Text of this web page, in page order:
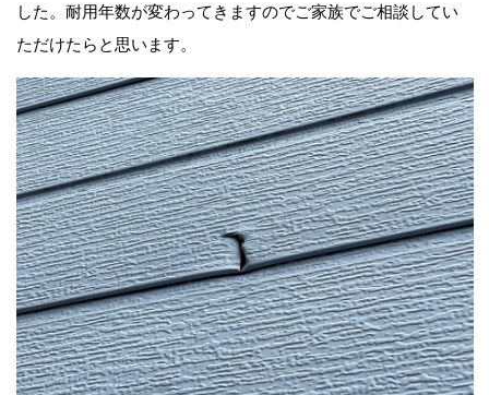
した。耐用年数が変わってきますのでご家族でご相談してい
ただけたらと思います。